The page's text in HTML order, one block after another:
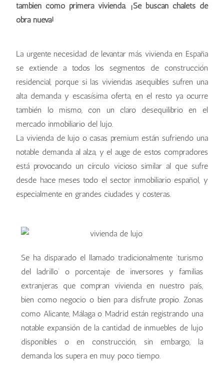
también como primera vivienda. ¡Se buscan chalets de
obra nueva!
La urgente necesidad de levantar más vivienda en España
se extiende a todos los segmentos de construcción
residencial, porque si las viviendas asequibles sufren una
alta demanda y escasísima oferta, en el resto ya ocurre
también lo mismo, con un claro desequilibrio en el
mercado inmobiliario del lujo.
La vivienda de lujo o casas premium están sufriendo una
notable demanda al alza, y el auge de estos compradores
está provocando un círculo vicioso similar al que sufre
desde hace meses todo el sector inmobiliario español, y
especialmente en grandes ciudades y costeras.
Se ha disparado el llamado tradicionalmente ‘turismo
del ladrillo’ o porcentaje de inversores y familias
extranjeras que compran vivienda en nuestro país,
bien como negocio o bien para disfrute propio. Zonas
como Alicante, Málaga o Madrid están registrando una
notable expansión de la cantidad de inmuebles de lujo
disponibles o en construcción, sin embargo, la
demanda los supera en muy poco tiempo.